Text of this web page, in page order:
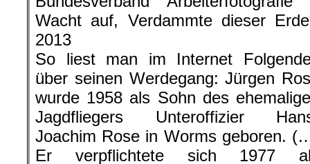
Wacht auf, Verdammte dieser
2013
So liest man im Internet
über seinen Werdegang: Jürgen
wurde 1958 als Sohn des
Jagdfliegers Unteroffizier
Joachim Rose in Worms geboren.
Er verpflichtete sich 1977